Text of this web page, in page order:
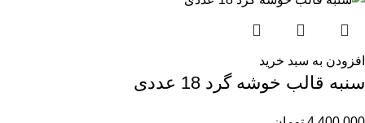
افزودن به سبد خرید
سنبه قالب خوشه گرد 18 عددی